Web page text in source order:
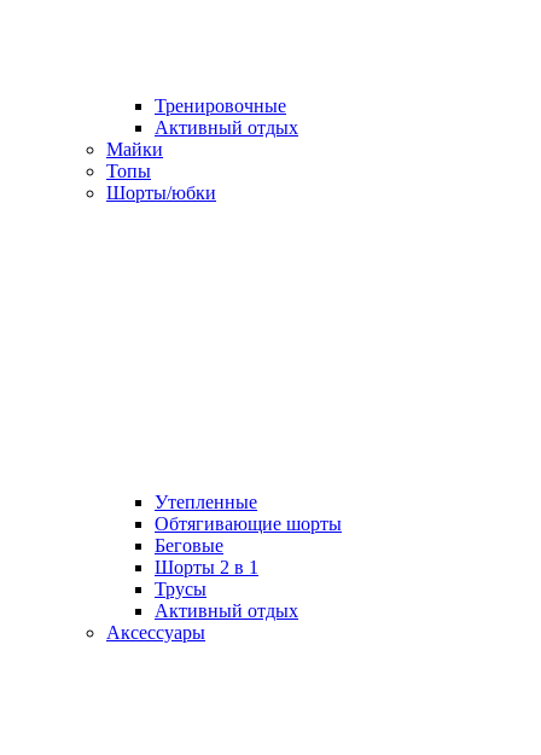
Тренировочные
Активный отдых
Майки
Топы
Шорты/юбки
Утепленные
Обтягивающие шорты
Беговые
Шорты 2 в 1
Трусы
Активный отдых
Аксессуары